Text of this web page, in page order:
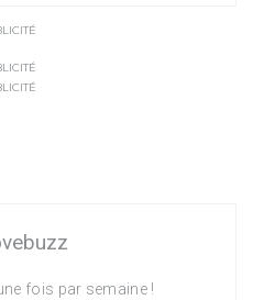
fois par semaine !